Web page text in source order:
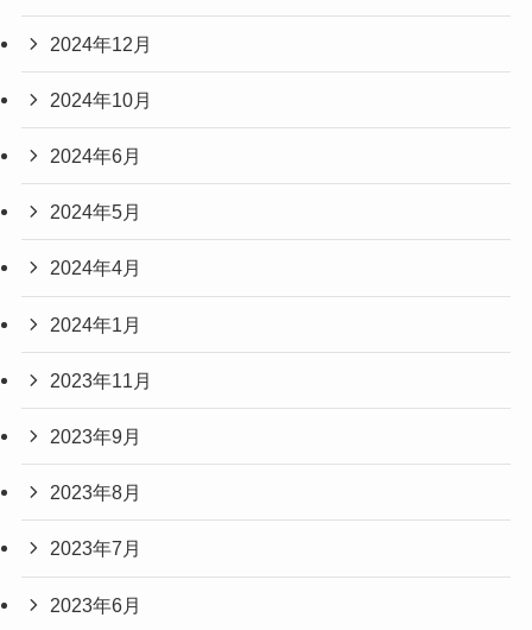
2024年12月
2024年10月
2024年6月
2024年5月
2024年4月
2024年1月
2023年11月
2023年9月
2023年8月
2023年7月
2023年6月